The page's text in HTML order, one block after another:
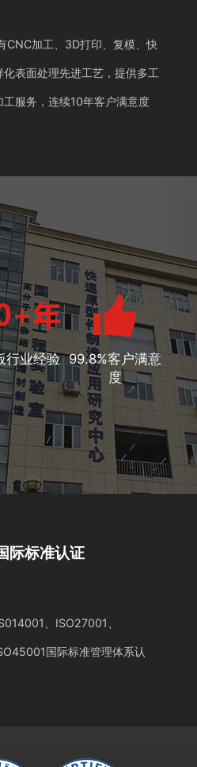
CNC加工、3D打印、复模、快
表面处理先进工艺，提供多工
服务，连续10年客户满意度
行业经验 99.8%客户满意
度
际标准认证
、ISO27001、
国际标准管理体系认